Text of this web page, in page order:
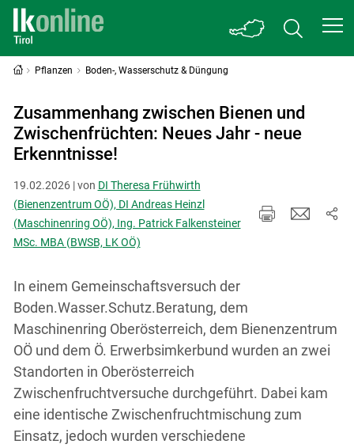
Pflanzen Boden-, Wasserschutz & Düngung
Zusammenhang zwischen Bienen und
Zwischenfrüchten: Neues Jahr - neue
Erkenntnisse!
19.02.2026 | von DI Theresa Frühwirth
(Bienenzentrum OÖ), DI Andreas Heinzl
(Maschinenring OÖ), Ing. Patrick Falkensteiner
MSc. MBA (BWSB, LK OÖ)
In einem Gemeinschaftsversuch der
Boden.Wasser.Schutz.Beratung, dem
Maschinenring Oberösterreich, dem Bienenzentrum
OÖ und dem Ö. Erwerbsimkerbund wurden an zwei
Standorten in Oberösterreich
Zwischenfruchtversuche durchgeführt. Dabei kam
eine identische Zwischenfruchtmischung zum
Einsatz, jedoch wurden verschiedene